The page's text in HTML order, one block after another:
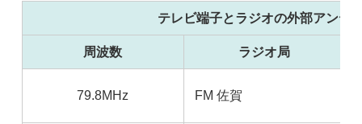
テレビ端子とラジオの外部アンテ
周波数 ラジオ局
79.8MHz FM 佐賀